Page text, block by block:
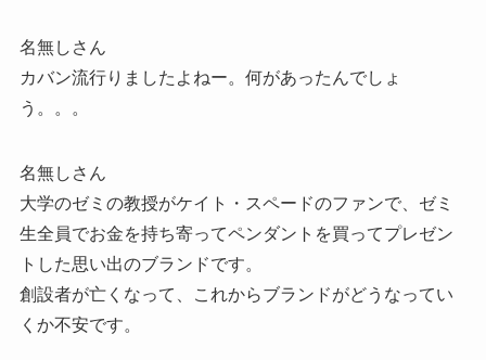
名無しさん
カバン流行りましたよねー。何があったんでしょ
う。。。
名無しさん
大学のゼミの教授がケイト・スペードのファンで、ゼミ
生全員でお金を持ち寄ってペンダントを買ってプレゼン
トした思い出のブランドです。
創設者が亡くなって、これからブランドがどうなってい
くか不安です。